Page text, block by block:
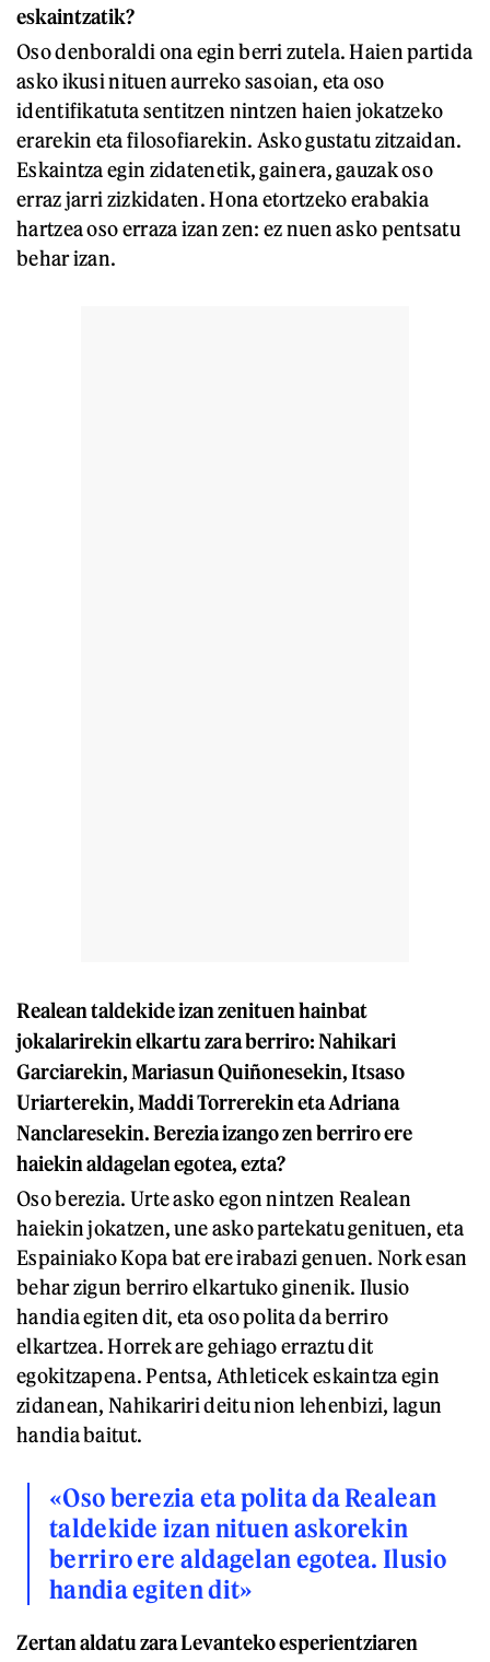
eskaintzatik?
Oso denboraldi ona egin berri zutela. Haien partida
asko ikusi nituen aurreko sasoian, eta oso
identifikatuta sentitzen nintzen haien jokatzeko
erarekin eta filosofiarekin. Asko gustatu zitzaidan.
Eskaintza egin zidatenetik, gainera, gauzak oso
erraz jarri zizkidaten. Hona etortzeko erabakia
hartzea oso erraza izan zen: ez nuen asko pentsatu
behar izan.
Realean taldekide izan zenituen hainbat
jokalarirekin elkartu zara berriro: Nahikari
Garciarekin, Mariasun Quiñonesekin, Itsaso
Uriarterekin, Maddi Torrerekin eta Adriana
Nanclaresekin. Berezia izango zen berriro ere
haiekin aldagelan egotea, ezta?
Oso berezia. Urte asko egon nintzen Realean
haiekin jokatzen, une asko partekatu genituen, eta
Espainiako Kopa bat ere irabazi genuen. Nork esan
behar zigun berriro elkartuko ginenik. Ilusio
handia egiten dit, eta oso polita da berriro
elkartzea. Horrek are gehiago erraztu dit
egokitzapena. Pentsa, Athleticek eskaintza egin
zidanean, Nahikariri deitu nion lehenbizi, lagun
handia baitut.
«Oso berezia eta polita da Realean
taldekide izan nituen askorekin
berriro ere aldagelan egotea. Ilusio
handia egiten dit»
Zertan aldatu zara Levanteko esperientziaren